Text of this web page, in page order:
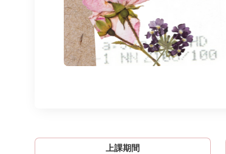
上課期間